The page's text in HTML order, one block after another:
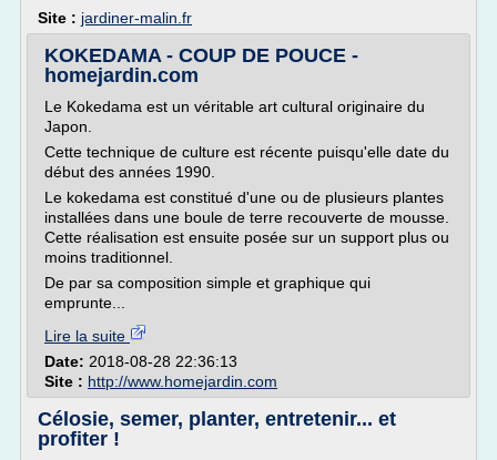
Site : jardiner-malin.fr
KOKEDAMA - COUP DE POUCE -
homejardin.com
Le Kokedama est un véritable art cultural originaire du
Japon.
Cette technique de culture est récente puisqu'elle date du
début des années 1990.
Le kokedama est constitué d'une ou de plusieurs plantes
installées dans une boule de terre recouverte de mousse.
Cette réalisation est ensuite posée sur un support plus ou
moins traditionnel.
De par sa composition simple et graphique qui
emprunte...
Lire la suite
Date: 2018-08-28 22:36:13
Site : http://www.homejardin.com
Célosie, semer, planter, entretenir... et
profiter !